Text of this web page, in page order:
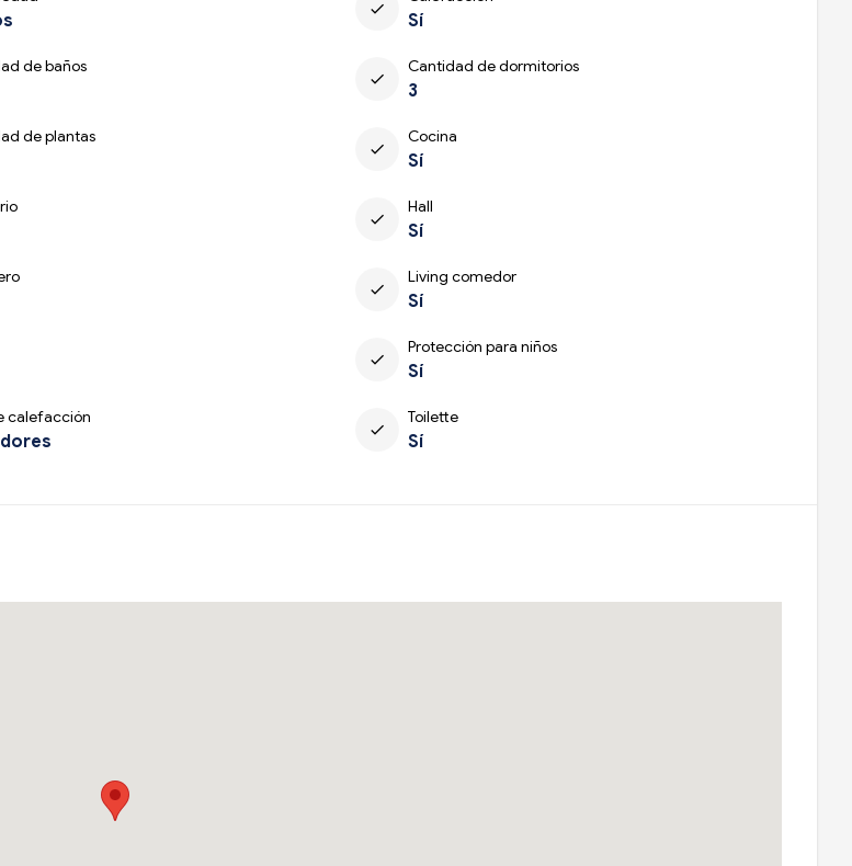
check
Sí
de baños
check
Cantidad de dormitorios
3
de plantas
check
Cocina
Sí
check
Hall
Sí
check
Living comedor
Sí
check
Protección para niños
Sí
calefacción
check
Toilette
Sí